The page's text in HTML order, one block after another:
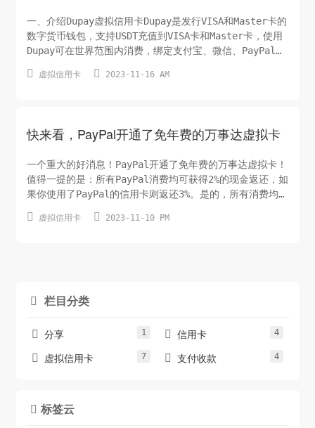
一、介绍Dupay虚拟信用卡Dupay是发行VISA和Master卡的
数字货币钱包，支持USDT充值到VISA卡和Master卡，使用
Dupay可在世界范围内消费，绑定支付宝、微信、PayPal等
宝买东西，在美团点外卖，给中石油充值哦。同时，也能拿
 虚拟信用卡  2023-11-16 AM
快来看，PayPal开通了免年费的万事达虚拟卡
一个重大的好消息！PayPal开通了免年费的万事达虚拟卡！
值得一提的是：所有PayPal消费均可获得2%的现金返还，如
果你使用了PayPal的信用卡则返还3%。是的，所有消费均可
优惠，这哪是万事达呀，这是黑卡呀！！前提条件：不好意
 虚拟信用卡  2023-11-10 PM
 栏目分类
 分享 1  信用卡 4
 虚拟信用卡 7  支付收款 4
 标签云